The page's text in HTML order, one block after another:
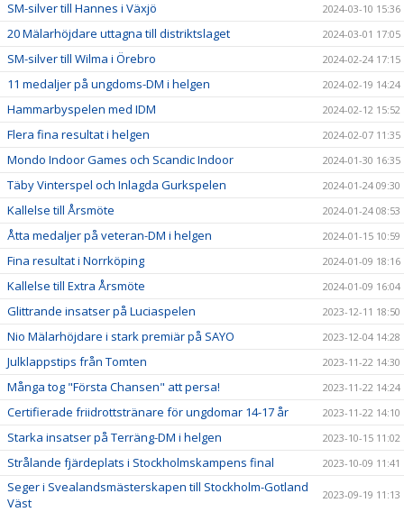
SM-silver till Hannes i Växjö 2024-03-10 15:36
20 Mälarhöjdare uttagna till distriktslaget 2024-03-01 17:05
SM-silver till Wilma i Örebro 2024-02-24 17:15
11 medaljer på ungdoms-DM i helgen 2024-02-19 14:24
Hammarbyspelen med IDM 2024-02-12 15:52
Flera fina resultat i helgen 2024-02-07 11:35
Mondo Indoor Games och Scandic Indoor 2024-01-30 16:35
Täby Vinterspel och Inlagda Gurkspelen 2024-01-24 09:30
Kallelse till Årsmöte 2024-01-24 08:53
Åtta medaljer på veteran-DM i helgen 2024-01-15 10:59
Fina resultat i Norrköping 2024-01-09 18:16
Kallelse till Extra Årsmöte 2024-01-09 16:04
Glittrande insatser på Luciaspelen 2023-12-11 18:50
Nio Mälarhöjdare i stark premiär på SAYO 2023-12-04 14:28
Julklappstips från Tomten 2023-11-22 14:30
Många tog "Första Chansen" att persa! 2023-11-22 14:24
Certifierade friidrottstränare för ungdomar 14-17 år 2023-11-22 14:10
Starka insatser på Terräng-DM i helgen 2023-10-15 11:02
Strålande fjärdeplats i Stockholmskampens final 2023-10-09 11:41
Seger i Svealandsmästerskapen till Stockholm-Gotland
Väst
2023-09-19 11:13